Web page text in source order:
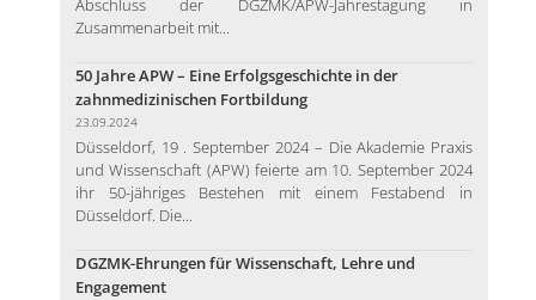
Abschluss der DGZMK/APW-Jahrestagung in
Zusammenarbeit mit...
50 Jahre APW – Eine Erfolgsgeschichte in der
zahnmedizinischen Fortbildung
23.09.2024
Düsseldorf, 19 . September 2024 – Die Akademie Praxis
und Wissenschaft (APW) feierte am 10. September 2024
ihr 50-jähriges Bestehen mit einem Festabend in
Düsseldorf. Die...
DGZMK-Ehrungen für Wissenschaft, Lehre und
Engagement